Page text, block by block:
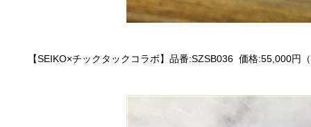
【SEIKO×チックタックコラボ】品番:SZSB036 価格:55,000円